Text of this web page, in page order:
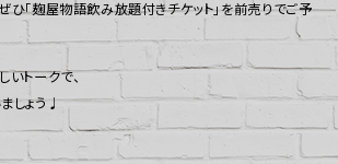
ひ「麹屋物語飲み放題付きチケット」を前売りでご予
いトークで、
しょう♩